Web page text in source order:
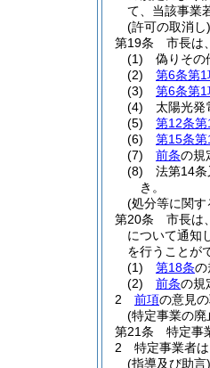
て、当該事業
(許可の取消し)
第19条
市長は
(1)
偽りその
(2)
第6条第1
(3)
第6条第1
(4)
太陽光発
(5)
第12条
(6)
第15条第
(7)
前条の規
(8)
法第14
き。
(処分等に関す
第20条
市長は
について通知
を行うことが
(1)
第18条の
(2)
前条の規
2
前項の意見
(特定事業の廃
第21条
特定事
2
特定事業者は
(指導及び助言)